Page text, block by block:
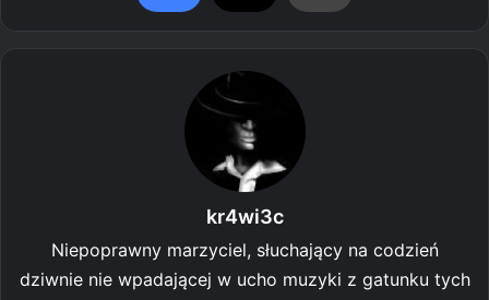
kr4wi3c
Niepoprawny marzyciel, słuchający na codzień
dziwnie nie wpadającej w ucho muzyki z gatunku tych